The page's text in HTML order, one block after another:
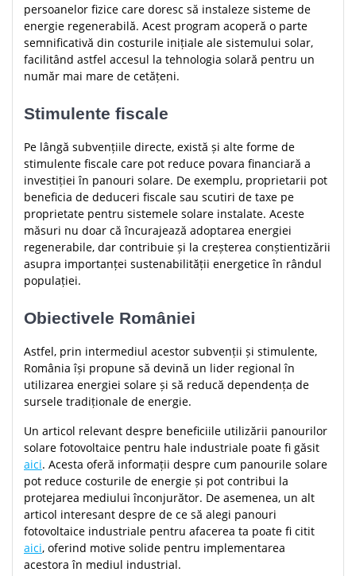
persoanelor fizice care doresc să instaleze sisteme de
energie regenerabilă. Acest program acoperă o parte
semnificativă din costurile inițiale ale sistemului solar,
facilitând astfel accesul la tehnologia solară pentru un
număr mai mare de cetățeni.
Stimulente fiscale
Pe lângă subvențiile directe, există și alte forme de
stimulente fiscale care pot reduce povara financiară a
investiției în panouri solare. De exemplu, proprietarii pot
beneficia de deduceri fiscale sau scutiri de taxe pe
proprietate pentru sistemele solare instalate. Aceste
măsuri nu doar că încurajează adoptarea energiei
regenerabile, dar contribuie și la creșterea conștientizării
asupra importanței sustenabilității energetice în rândul
populației.
Obiectivele României
Astfel, prin intermediul acestor subvenții și stimulente,
România își propune să devină un lider regional în
utilizarea energiei solare și să reducă dependența de
sursele tradiționale de energie.
Un articol relevant despre beneficiile utilizării panourilor
solare fotovoltaice pentru hale industriale poate fi găsit
aici. Acesta oferă informații despre cum panourile solare
pot reduce costurile de energie și pot contribui la
protejarea mediului înconjurător. De asemenea, un alt
articol interesant despre de ce să alegi panouri
fotovoltaice industriale pentru afacerea ta poate fi citit
aici, oferind motive solide pentru implementarea
acestora în mediul industrial.